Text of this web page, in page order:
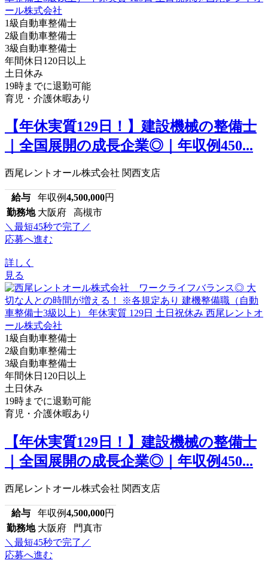
1級自動車整備士
2級自動車整備士
3級自動車整備士
年間休日120日以上
土日休み
19時までに退勤可能
育児・介護休暇あり
【年休実質129日！】建設機械の整備士
｜全国展開の成長企業◎｜年収例450...
西尾レントオール株式会社 関西支店
給与 年収例4,500,000円
勤務地 大阪府 高槻市
＼最短45秒で完了／
応募へ進む
詳しく
見る
1級自動車整備士
2級自動車整備士
3級自動車整備士
年間休日120日以上
土日休み
19時までに退勤可能
育児・介護休暇あり
【年休実質129日！】建設機械の整備士
｜全国展開の成長企業◎｜年収例450...
西尾レントオール株式会社 関西支店
給与 年収例4,500,000円
勤務地 大阪府 門真市
＼最短45秒で完了／
応募へ進む